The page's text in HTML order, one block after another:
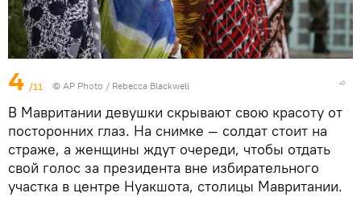
4 /11 © AP Photo / Rebecca Blackwell
В Мавритании девушки скрывают свою красоту от
посторонних глаз. На снимке — солдат стоит на
страже, а женщины ждут очереди, чтобы отдать
свой голос за президента вне избирательного
участка в центре Нуакшота, столицы Мавритании.